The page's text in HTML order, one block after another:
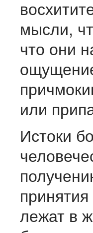
мысли,
что они
или
Истоки
лежат в